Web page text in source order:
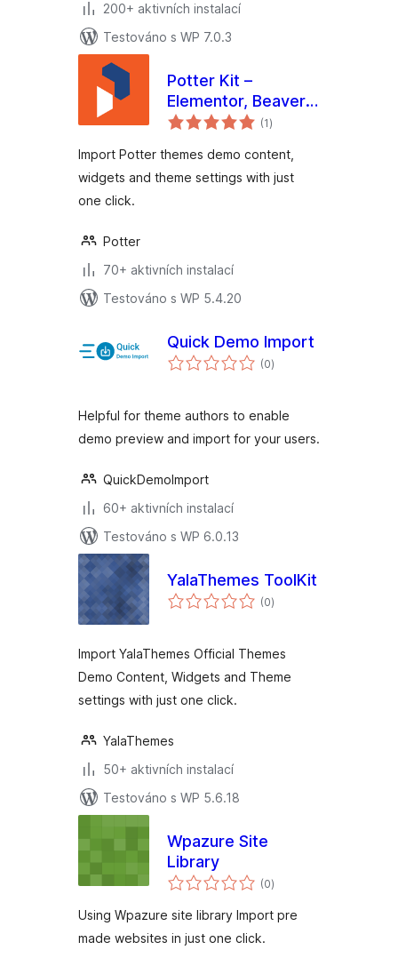
200+ aktivních instalací
Testováno s WP 7.0.3
Potter Kit –
Elementor, Beaver
Builder, Gutenberg
Elementor Blocks
Builder
(1celkové
hodnocení
)
Import Potter themes demo content,
widgets and theme settings with just
one click.
Potter
70+ aktivních instalací
Testováno s WP 5.4.20
Quick Demo Import
(0celkové
hodnocení
)
Helpful for theme authors to enable
demo preview and import for your users.
QuickDemoImport
60+ aktivních instalací
Testováno s WP 6.0.13
YalaThemes ToolKit
(0celkové
hodnocení
)
Import YalaThemes Official Themes
Demo Content, Widgets and Theme
settings with just one click.
YalaThemes
50+ aktivních instalací
Testováno s WP 5.6.18
Wpazure Site
Library
(0celkové
hodnocení
)
Using Wpazure site library Import pre
made websites in just one click.